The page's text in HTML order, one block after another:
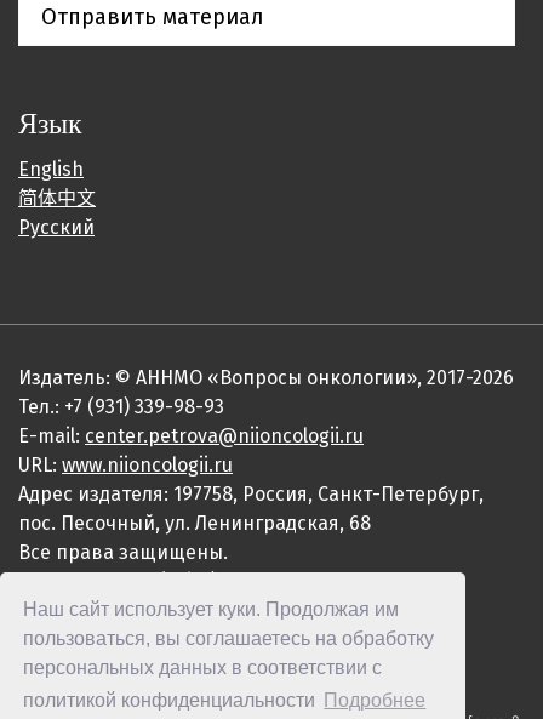
Наш сайт использует куки. Продолжая им
пользоваться, вы соглашаетесь на обработку
персональных данных в соответствии с
политикой конфиденциальности
Подробнее
Отправить материал
Язык
English
简体中文
Русский
Издатель: © АННМО «Вопросы онкологии», 2017-2026
Тел.: +7 (931) 339-98-93
E-mail: center.petrova@niioncologii.ru
URL: www.niioncologii.ru
Адрес издателя: 197758, Россия, Санкт-Петербург,
пос. Песочный, ул. Ленинградская, 68
Все права защищены.
ISSN 2949-4915 (Online)